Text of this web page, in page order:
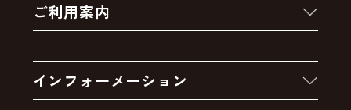
クーポン
卸販売・大量注文
アウトレットセール
ご利用案内
お支払いについて
インフォーメーション